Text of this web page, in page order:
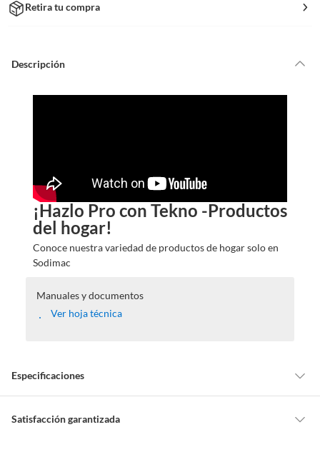
Retira tu compra
Descripción
¡Hazlo Pro con Tekno -Productos
del hogar!
Conoce nuestra variedad de productos de hogar solo en
Sodimac
Manuales y documentos
Ver hoja técnica
Especificaciones
Detalle de la garantía
Satisfacción garantizada